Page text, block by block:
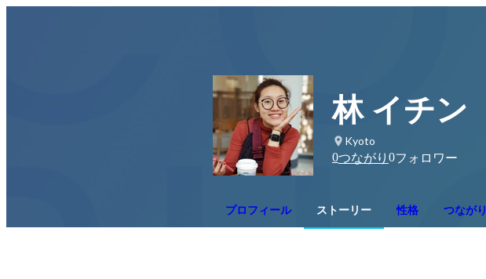
林 イチン
Kyoto
0つながり 0フォロワー
プロフィール ストーリー 性格 つながり